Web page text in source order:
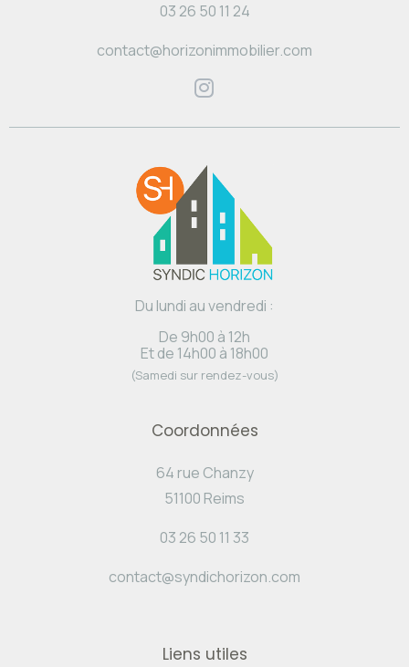
03 26 50 11 24
contact@horizonimmobilier.com
Du lundi au vendredi :
De 9h00 à 12h
Et de 14h00 à 18h00
(Samedi sur rendez-vous)
Coordonnées
64 rue Chanzy
51100 Reims
03 26 50 11 33
contact@syndichorizon.com
Liens utiles